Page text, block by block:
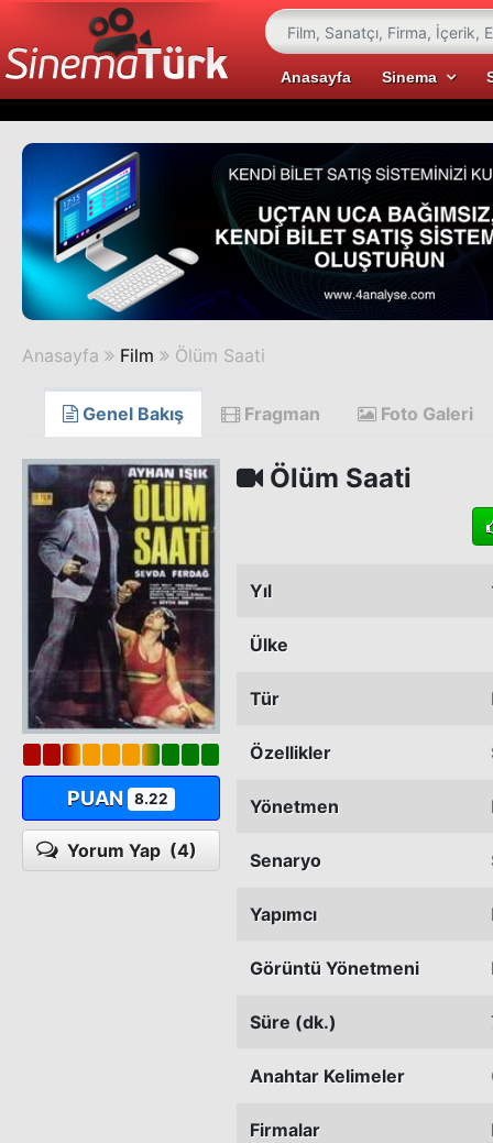
Anasayfa Sinema
Anasayfa Film Ölüm Saati
Genel Bakış Fragman Foto Galeri
PUAN 8.22
Yorum Yap (4)
Ölüm Saati
Yıl
Ülke
Tür
Özellikler
Yönetmen
Senaryo
Yapımcı
Görüntü Yönetmeni
Süre (dk.)
Anahtar Kelimeler
Firmalar